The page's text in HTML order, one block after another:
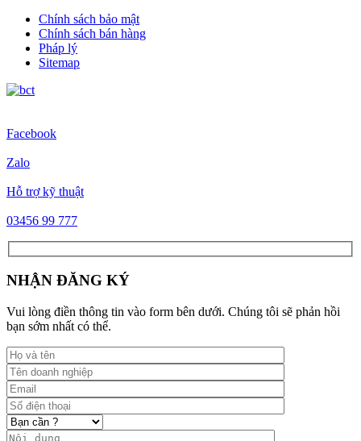
Chính sách bảo mật
Chính sách bán hàng
Pháp lý
Sitemap
Facebook
Zalo
Hỗ trợ kỹ thuật
03456 99 777
NHẬN ĐĂNG KÝ
Vui lòng điền thông tin vào form bên dưới. Chúng tôi sẽ phản hồi
bạn sớm nhất có thể.